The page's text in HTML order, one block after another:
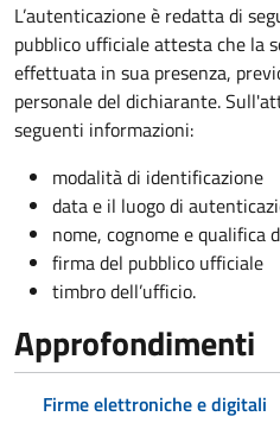
L’autenticazione è redatta di
pubblico ufficiale attesta che la
effettuata in sua presenza,
personale del dichiarante.
seguenti informazioni:
modalità di identificazione
data e il luogo di
nome, cognome e qualifica
firma del pubblico ufficiale
timbro dell’ufficio.
Approfondimenti
Firme elettroniche e digitali